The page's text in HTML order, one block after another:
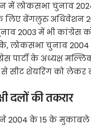
में लोकसभा चुनाव
बेंगलुरु अधिवेशन
2003 में भी कांग्रेस
लोकसभा चुनाव
पार्टी के अध्यक्ष
सीट शेयरिंग को लेकर
दलों की तकरार
ने 2004 के 15 के